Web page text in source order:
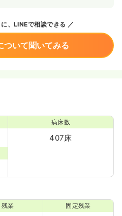
、LINEで相談できる
ついて聞いてみる
病床数
407床
残業 固定残業